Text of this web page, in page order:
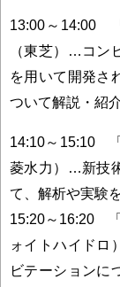
13:00～14:00
（東芝）…コン
を用いて開発さ
ついて解説・紹
14:10～15:10
菱水力）…新技
て、解析や実験
15:20～16:20
ォイトハイドロ
ビテーションに